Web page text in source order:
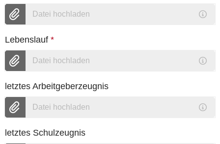
Datei hochladen
Lebenslauf *
Datei hochladen
letztes Arbeitgeberzeugnis
Datei hochladen
letztes Schulzeugnis